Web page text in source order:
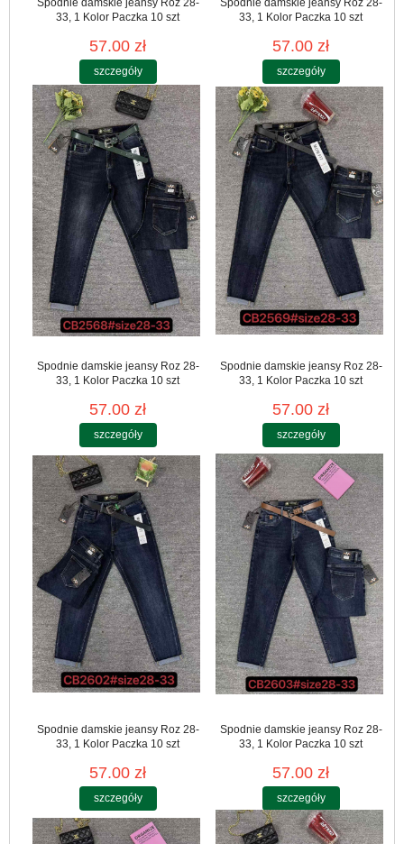
Spodnie damskie jeansy Roz 28-
33, 1 Kolor Paczka 10 szt
57.00 zł
szczegóły
Spodnie damskie jeansy Roz 28-
33, 1 Kolor Paczka 10 szt
57.00 zł
szczegóły
Spodnie damskie jeansy Roz 28-
33, 1 Kolor Paczka 10 szt
57.00 zł
szczegóły
Spodnie damskie jeansy Roz 28-
33, 1 Kolor Paczka 10 szt
57.00 zł
szczegóły
Spodnie damskie jeansy Roz 28-
33, 1 Kolor Paczka 10 szt
57.00 zł
szczegóły
Spodnie damskie jeansy Roz 28-
33, 1 Kolor Paczka 10 szt
57.00 zł
szczegóły